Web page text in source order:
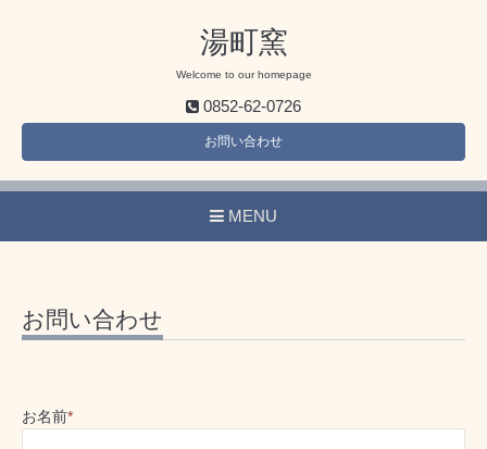
湯町窯
Welcome to our homepage
0852-62-0726
お問い合わせ
MENU
お問い合わせ
お名前*